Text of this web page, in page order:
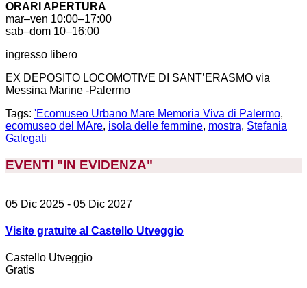
ORARI APERTURA
mar–ven 10:00–17:00
sab–dom 10–16:00
ingresso libero
EX DEPOSITO LOCOMOTIVE DI SANT’ERASMO via
Messina Marine -Palermo
Tags: 'Ecomuseo Urbano Mare Memoria Viva di Palermo,
ecomuseo del MAre, isola delle femmine, mostra, Stefania
Galegati
EVENTI "IN EVIDENZA"
05 Dic 2025 - 05 Dic 2027
Visite gratuite al Castello Utveggio
Castello Utveggio
Gratis